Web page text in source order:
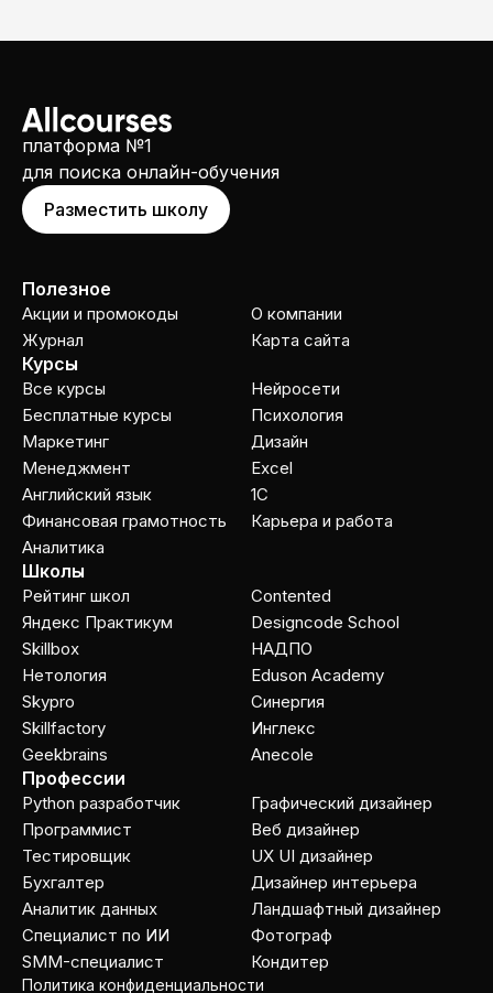
платформа №1
для поиска онлайн-обучения
Разместить школу
Полезное
Акции и промокоды
Журнал
О компании
Карта сайта
Курсы
Все курсы
Бесплатные курсы
Маркетинг
Менеджмент
Английский язык
Финансовая грамотность
Аналитика
Нейросети
Психология
Дизайн
Excel
1C
Карьера и работа
Школы
Рейтинг школ
Яндекс Практикум
Skillbox
Нетология
Skypro
Skillfactory
Geekbrains
Contented
Designcode School
НАДПО
Eduson Academy
Cинергия
Инглекс
Anecole
Профессии
Python разработчик
Программист
Тестировщик
Бухгалтер
Аналитик данных
Специалист по ИИ
SMM-специалист
Графический дизайнер
Веб дизайнер
UX UI дизайнер
Дизайнер интерьера
Ландшафтный дизайнер
Фотограф
Кондитер
Политика конфиденциальности